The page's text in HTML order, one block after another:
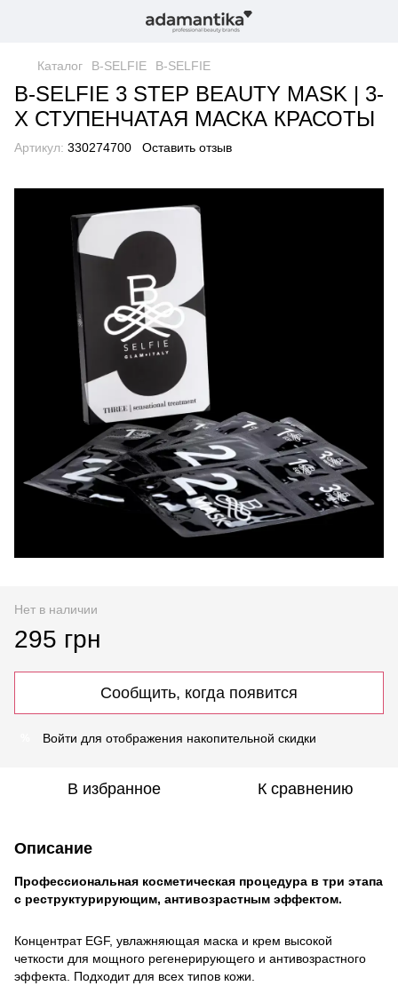
Каталог B-SELFIE B-SELFIE
B-SELFIE 3 STEP BEAUTY MASK | 3-
Х СТУПЕНЧАТАЯ МАСКА КРАСОТЫ
Артикул: 330274700 Оставить отзыв
Нет в наличии
295 грн
Сообщить, когда появится
Войти для отображения накопительной скидки
В избранное К сравнению
Описание
Профессиональная косметическая процедура в три этапа
с реструктурирующим, антивозрастным эффектом.
Концентрат EGF, увлажняющая маска и крем высокой
четкости для мощного регенерирующего и антивозрастного
эффекта. Подходит для всех типов кожи.